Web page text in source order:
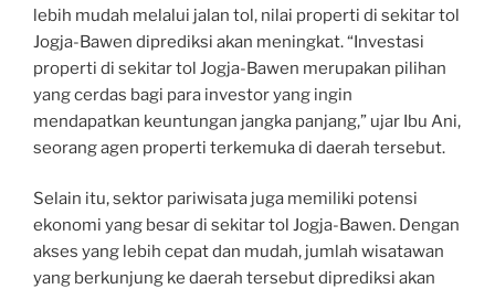
lebih mudah melalui jalan tol, nilai properti di sekitar tol
Jogja-Bawen diprediksi akan meningkat. “Investasi
properti di sekitar tol Jogja-Bawen merupakan pilihan
yang cerdas bagi para investor yang ingin
mendapatkan keuntungan jangka panjang,” ujar Ibu Ani,
seorang agen properti terkemuka di daerah tersebut.
Selain itu, sektor pariwisata juga memiliki potensi
ekonomi yang besar di sekitar tol Jogja-Bawen. Dengan
akses yang lebih cepat dan mudah, jumlah wisatawan
yang berkunjung ke daerah tersebut diprediksi akan